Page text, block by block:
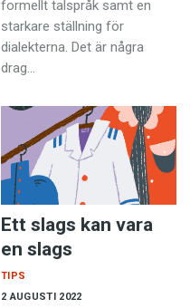
formellt talspråk samt en
starkare ställning för
dialekterna. Det är några
drag…
Ett slags kan vara
en slags
2 AUGUSTI 2022
TIPS